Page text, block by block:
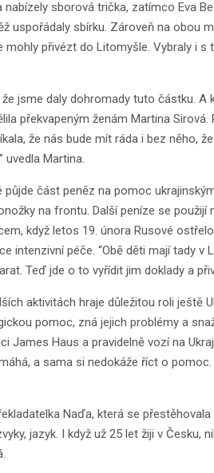
nabízely sborová trička, zatímco Eva
uspořádaly sbírku. Zároveň na obou
mohly přivézt do Litomyšle. Vybraly i
jsme daly dohromady tuto částku.
překvapeným ženám Martina
že nás bude mít ráda i bez něho,
uvedla Martina.
půjde část peněz na pomoc
na frontu. Další peníze se
když letos 19. února Rusové
intenzivní péče. “Obě děti mají tady v
Teď jde o to vyřídit jim doklady a
aktivitách hraje důležitou roli ještě
pomoc, zná jejich problémy a
James Haus a pravidelně vozí na
a sama si nedokáže říct o
Naďa, která se
jazyk. I když už 25 let žiji v